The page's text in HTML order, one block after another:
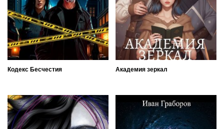
Кодекс Бесчестия Академия зеркал